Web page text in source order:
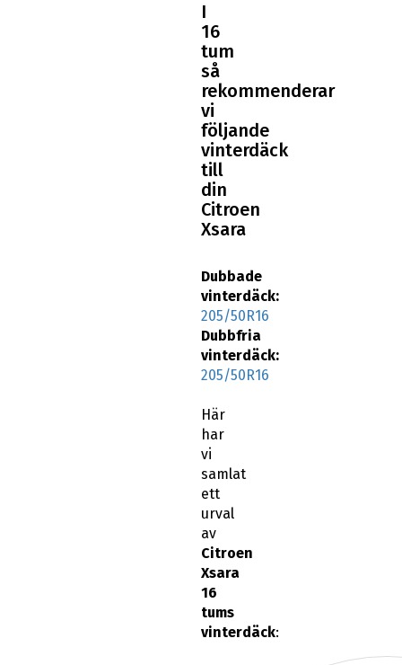
I
16
tum
så
rekommenderar
vi
följande
vinterdäck
till
din
Citroen
Xsara
Dubbade
vinterdäck:
205/50R16
Dubbfria
vinterdäck:
205/50R16
Här
har
vi
samlat
ett
urval
av
Citroen
Xsara
16
tums
vinterdäck: